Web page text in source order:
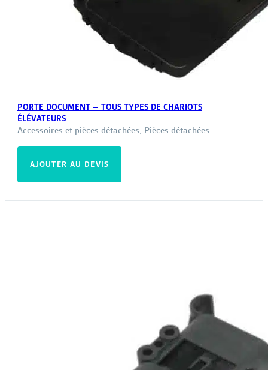
PORTE DOCUMENT – TOUS TYPES DE CHARIOTS
ÉLÉVATEURS
Accessoires et pièces détachées, Pièces détachées
AJOUTER AU DEVIS